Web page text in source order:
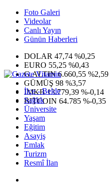
Foto Galeri
Videolar
Canlı Yayın
Günün Haberleri
DOLAR 47,74 %0,25
EURO 55,25 %0,43
G.ALTIN6.660,55 %2,59
GÜMÜŞ 98 %3,57
IMKB13.779,39 %-0,14
BITCOIN 64.785 %-0,35
İlçe - Belde
Sağlık
Üniversite
Yaşam
Eğitim
Asayiş
Emlak
Turizm
Resmî İlan